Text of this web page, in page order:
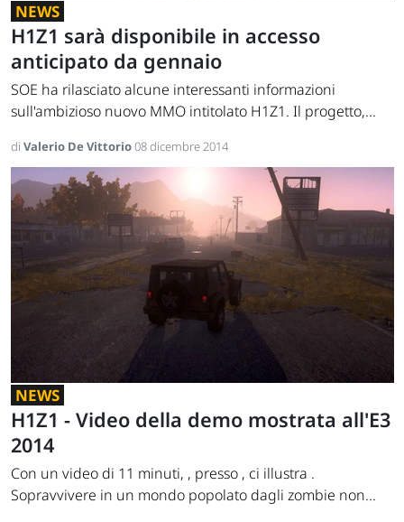
NEWS
H1Z1 sarà disponibile in accesso
anticipato da gennaio
SOE ha rilasciato alcune interessanti informazioni
sull'ambizioso nuovo MMO intitolato H1Z1. Il progetto,...
di Valerio De Vittorio08 dicembre 2014
NEWS
H1Z1 - Video della demo mostrata all'E3
2014
Con un video di 11 minuti, , presso , ci illustra .
Sopravvivere in un mondo popolato dagli zombie non...